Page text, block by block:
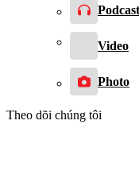
Podcast
Video
Photo
Theo dõi chúng tôi